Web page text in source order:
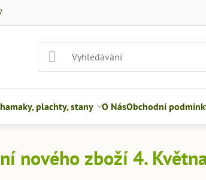
plachty, stany O NásObchodní
nového zboží 4.